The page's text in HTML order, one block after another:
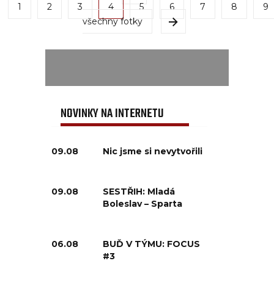
1 2 3 4 5 6 7 8
9
všechny fotky
NOVINKY NA INTERNETU
09.08 Nic jsme si nevytvořili
09.08
SESTŘIH: Mladá
Boleslav – Sparta
06.08
BUĎ V TÝMU: FOCUS
#3